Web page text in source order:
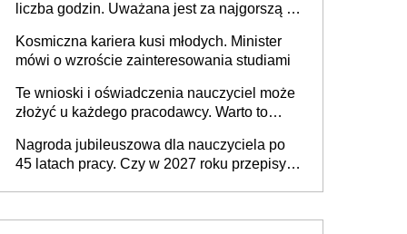
liczba godzin. Uważana jest za najgorszą -
Kosmiczna kariera kusi młodych. Minister
mówi o wzroście zainteresowania studiami
Te wnioski i oświadczenia nauczyciel może
złożyć u każdego pracodawcy. Warto to
szkolnego 2026/2027
Nagroda jubileuszowa dla nauczyciela po
45 latach pracy. Czy w 2027 roku przepisy